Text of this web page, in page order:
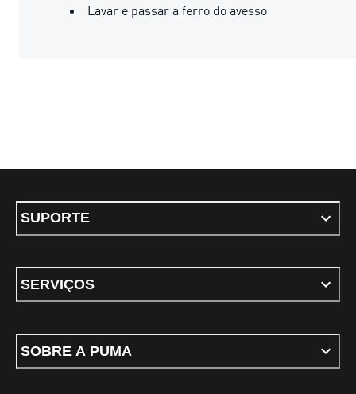
Lavar e passar a ferro do avesso
SUPORTE
SERVIÇOS
SOBRE A PUMA